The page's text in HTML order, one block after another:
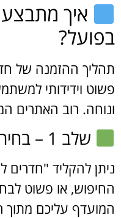
איך
בפועל?
תהליך ההזמנה של
פשוט וידידותי
ונוחה. רוב האתרים
שלב 1 – בחירת מיקום
ניתן להקליד "חדרים
החיפוש, או פשוט
המועדף עליכם מתוך